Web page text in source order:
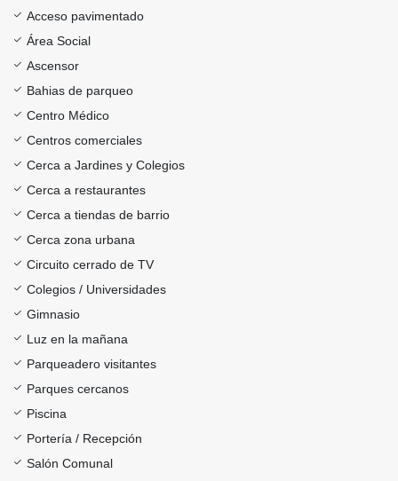
Acceso pavimentado
Área Social
Ascensor
Bahias de parqueo
Centro Médico
Centros comerciales
Cerca a Jardines y Colegios
Cerca a restaurantes
Cerca a tiendas de barrio
Cerca zona urbana
Circuito cerrado de TV
Colegios / Universidades
Gimnasio
Luz en la mañana
Parqueadero visitantes
Parques cercanos
Piscina
Portería / Recepción
Salón Comunal